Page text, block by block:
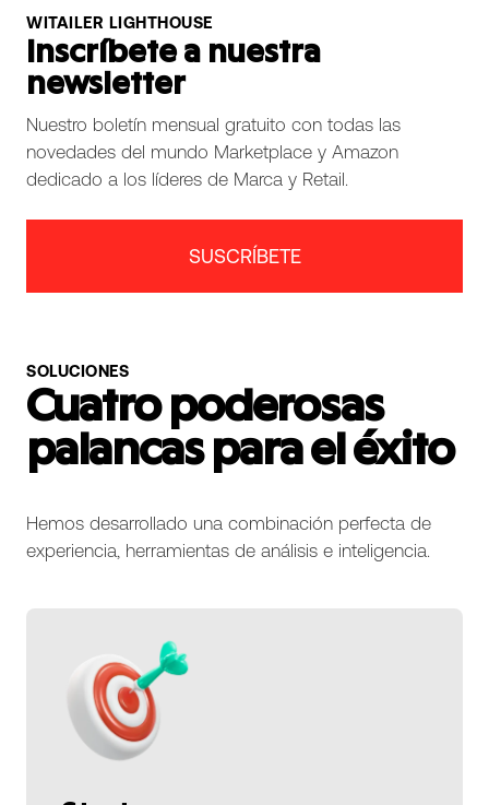
WITAILER LIGHTHOUSE
Inscríbete a nuestra
newsletter
Nuestro boletín mensual gratuito con todas las
novedades del mundo Marketplace y Amazon
dedicado a los líderes de Marca y Retail.
SUSCRÍBETE
SOLUCIONES
Cuatro poderosas
palancas para el éxito
Hemos desarrollado una combinación perfecta de
experiencia, herramientas de análisis e inteligencia.